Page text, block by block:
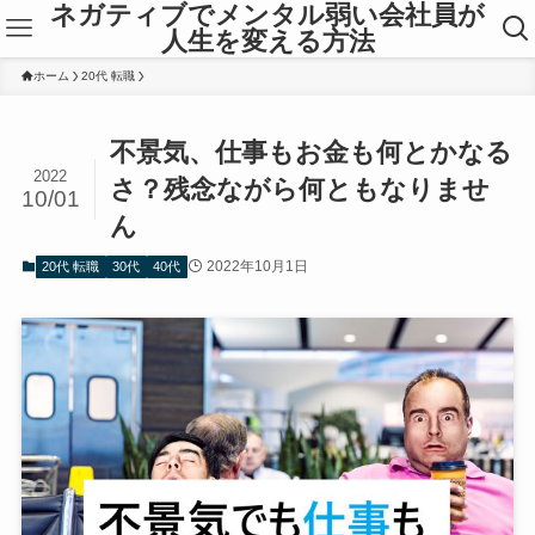
ネガティブでメンタル弱い会社員が
人生を変える方法
ホーム 20代 転職
不景気、仕事もお金も何とかなる
さ？残念ながら何ともなりませ
ん
2022
10/01
20代 転職 30代 40代 2022年10月1日